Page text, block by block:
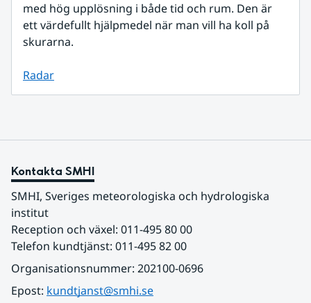
med hög upplösning i både tid och rum. Den är
ett värdefullt hjälpmedel när man vill ha koll på
skurarna.
Radar
Kontakta SMHI
SMHI, Sveriges meteorologiska och hydrologiska
institut
Reception och växel: 011-495 80 00
Telefon kundtjänst: 011-495 82 00
Organisationsnummer: 202100-0696
Epost: kundtjanst@smhi.se